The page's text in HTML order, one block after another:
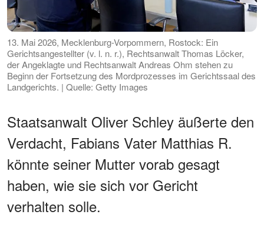
13. Mai 2026, Mecklenburg-Vorpommern, Rostock: Ein
Gerichtsangestellter (v. l. n. r.), Rechtsanwalt Thomas Löcker,
der Angeklagte und Rechtsanwalt Andreas Ohm stehen zu
Beginn der Fortsetzung des Mordprozesses im Gerichtssaal des
Landgerichts. | Quelle: Getty Images
Staatsanwalt Oliver Schley äußerte den
Verdacht, Fabians Vater Matthias R.
könnte seiner Mutter vorab gesagt
haben, wie sie sich vor Gericht
verhalten solle.